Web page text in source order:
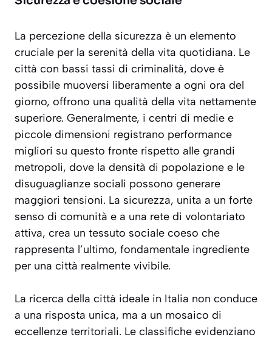
La percezione della sicurezza è un elemento
cruciale per la serenità della vita quotidiana. Le
città con bassi tassi di criminalità, dove è
possibile muoversi liberamente a ogni ora del
giorno, offrono una qualità della vita nettamente
superiore. Generalmente, i centri di medie e
piccole dimensioni registrano performance
migliori su questo fronte rispetto alle grandi
metropoli, dove la densità di popolazione e le
disuguaglianze sociali possono generare
maggiori tensioni. La sicurezza, unita a un forte
senso di comunità e a una rete di volontariato
attiva, crea un tessuto sociale coeso che
rappresenta l’ultimo, fondamentale ingrediente
per una città realmente vivibile.
La ricerca della città ideale in Italia non conduce
a una risposta unica, ma a un mosaico di
eccellenze territoriali. Le classifiche evidenziano